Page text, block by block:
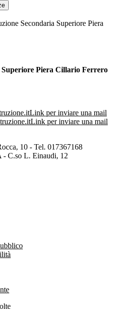
Secondaria Superiore Piera
Piera Cillario Ferrero
Link per inviare una mail
Link per inviare una mail
10 - Tel. 017367168
C.so L. Einaudi, 12